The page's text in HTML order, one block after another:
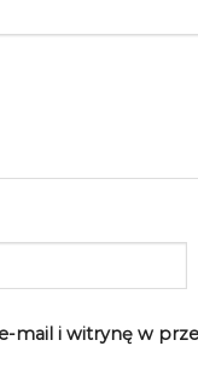
mail i witrynę w